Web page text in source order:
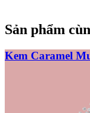
Sản phẩm
Kem Caramel